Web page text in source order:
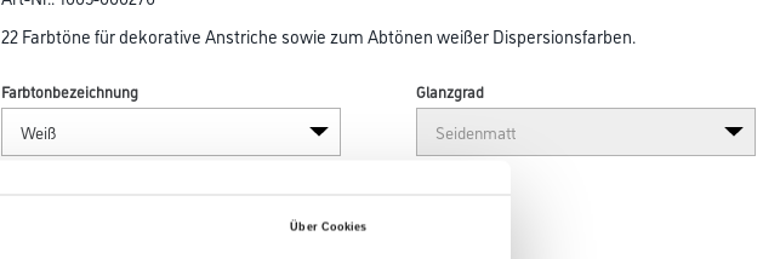
Über Cookies
22 Farbtöne für dekorative Anstriche sowie zum Abtönen weißer Dispersionsfarben.
Farbtonbezeichnung Glanzgrad